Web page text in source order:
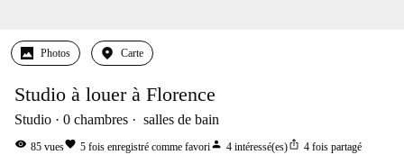
Photos Carte
Studio à louer à Florence
Studio 0 chambres salles de bain
visibility 85 vuesfavorite 5 fois enregistré comme favoriperson 4 intéressé(es)ios_share 4 fois partagé